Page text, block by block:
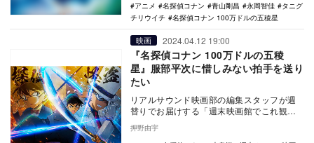
アニメ
名探偵コナン 青山剛昌 永岡智佳
タニグ
チリウイチ
名探偵コナン 100万ドルの五稜星
映画 2024.04.12 19:00
『名探偵コナン 100万ドルの五稜
星』服部平次に惜しみない拍手を送り
たい
リアルサウンド映画部の編集スタッフが週
替りでお届けする「週末映画館でこれ観よ
う！」。毎週末にオススメ映画・特集上映
をご紹介。今週…
押野由宇